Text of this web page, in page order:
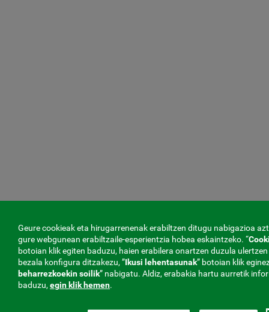
Geure cookieak eta hirugarrenenak erabiltzen ditugu nabigazioa
gure webgunean erabiltzaile-esperientzia hobea eskaintzeko. “
botoian klik egiten baduzu, haien erabilera onartzen duzula
bezala konfigura ditzakezu, ”Ikusi lehentasunak” botoian klik
beharrezkoekinsoilik” nabigatu. Aldiz, erabakia hartu aurretik
baduzu, egin klik hemen.